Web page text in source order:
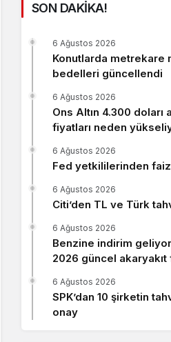
Gündüz modunu
Gece Modu
Gece modunu seçin.
Sistem Modu
Sistem modunu
SON DAKİKA!
Konutlarda metrekare
bedelleri güncellendi
6 Ağustos 2026
Ons Altın 4.300 doları
fiyatları neden
6 Ağustos 2026
Fed yetkililerinden faiz
6 Ağustos 2026
Citi’den TL ve Türk
6 Ağustos 2026
Benzine indirim
2026 güncel akaryakıt
6 Ağustos 2026
SPK’dan 10 şirketin
onay
6 Ağustos 2026